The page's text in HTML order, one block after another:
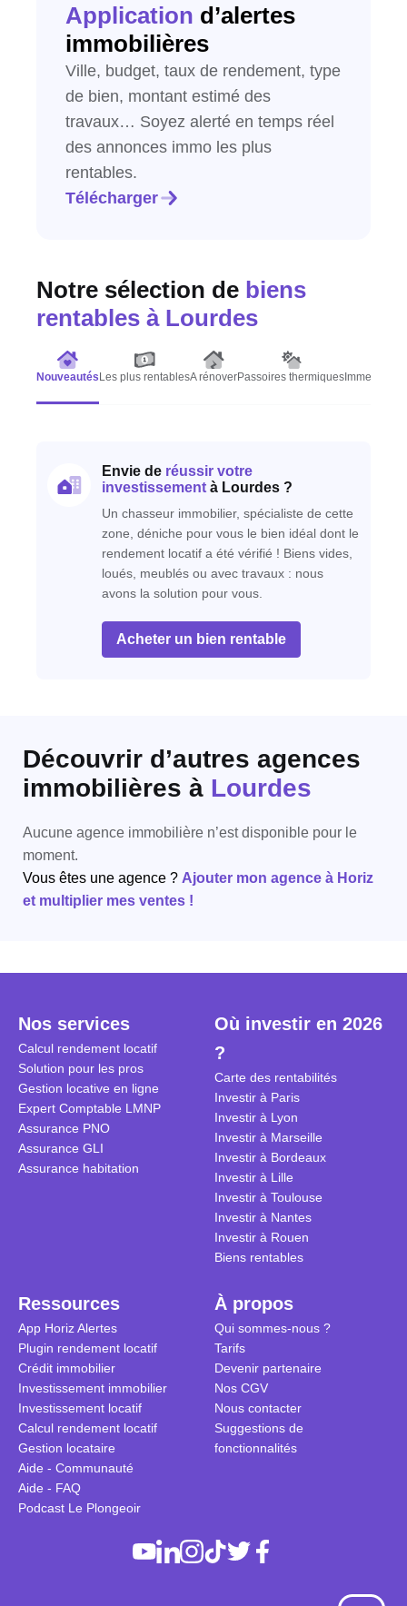
Application d’alertes
immobilières
Ville, budget, taux de rendement, type
de bien, montant estimé des
travaux… Soyez alerté en temps réel
des annonces immo les plus
rentables.
Télécharger
Notre sélection de biens
rentables à Lourdes
Nouveautés Les plus rentablesA rénoverPassoires thermiques Immeubles
Envie de réussir votre
investissement à Lourdes ?
Un chasseur immobilier, spécialiste de cette
zone, déniche pour vous le bien idéal dont le
rendement locatif a été vérifié ! Biens vides,
loués, meublés ou avec travaux : nous
avons la solution pour vous.
Acheter un bien rentable
Découvrir d’autres agences
immobilières à Lourdes
Aucune agence immobilière n’est disponible pour le
moment.
Vous êtes une agence ? Ajouter mon agence à Horiz
et multiplier mes ventes !
Nos services
Calcul rendement locatif
Solution pour les pros
Gestion locative en ligne
Expert Comptable LMNP
Assurance PNO
Assurance GLI
Assurance habitation
Où investir en 2026
?
Carte des rentabilités
Investir à Paris
Investir à Lyon
Investir à Marseille
Investir à Bordeaux
Investir à Lille
Investir à Toulouse
Investir à Nantes
Investir à Rouen
Biens rentables
Ressources
App Horiz Alertes
Plugin rendement locatif
Crédit immobilier
Investissement immobilier
Investissement locatif
Calcul rendement locatif
Gestion locataire
Aide - Communauté
Aide - FAQ
Podcast Le Plongeoir
À propos
Qui sommes-nous ?
Tarifs
Devenir partenaire
Nos CGV
Nous contacter
Suggestions de
fonctionnalités